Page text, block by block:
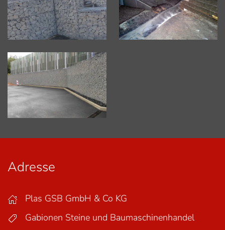
Vergrößern Vergrößern
Vergrößern
Adresse
Plas GSB GmbH & Co KG
Gabionen Steine und Baumaschinenhandel